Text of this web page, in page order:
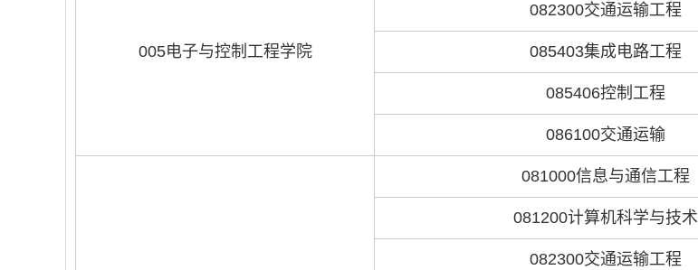
005电子与控制工程学院
082300交通运输工程
085403集成电路工程
085406控制工程
086100交通运输
081000信息与通信工程
081200计算机科学与技术
082300交通运输工程